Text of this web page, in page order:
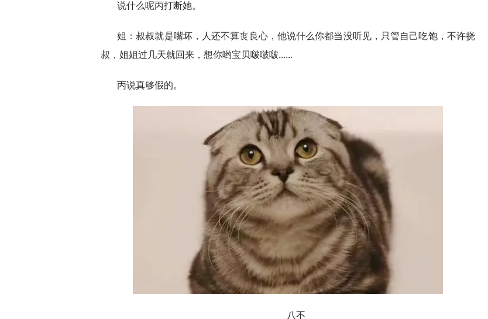
说什么呢丙打断她。
姐：叔叔就是嘴坏，人还不算丧良心，他说什么你都当没听见，只管自己吃饱，不许挠
叔，姐姐过几天就回来，想你哟宝贝啵啵啵......
丙说真够假的。
八不